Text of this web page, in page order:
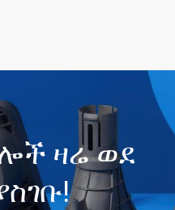
ዛሬ ወደ